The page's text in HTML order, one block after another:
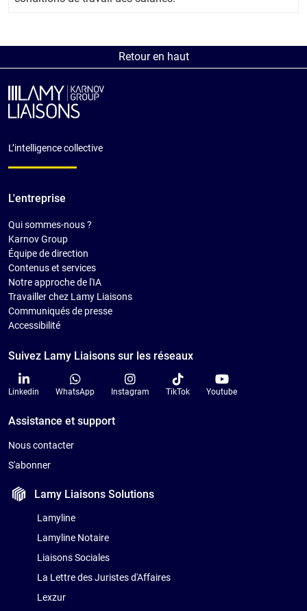
Retour en haut
L’intelligence collective
L'entreprise
Qui sommes-nous ?
Karnov Group
Équipe de direction
Contenus et services
Notre approche de l'IA
Travailler chez Lamy Liaisons
Communiqués de presse
Accessibilité
Suivez Lamy Liaisons sur les réseaux
Linkedin WhatsApp Instagram TikTok Youtube
Assistance et support
Nous contacter
S'abonner
Lamy LiaisonsSolutions
Lamyline
Lamyline Notaire
Liaisons Sociales
La Lettre des Juristes d'Affaires
Lexzur